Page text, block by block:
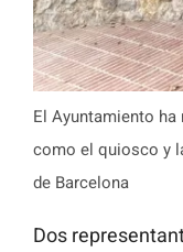
El Ayuntamiento ha
como el quiosco y
de Barcelona
Dos